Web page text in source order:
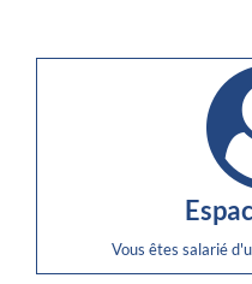
Vous êtes salarié